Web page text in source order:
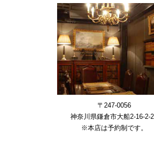
〒247-0056
神奈川県鎌倉市大船2-16-2-
※本店は予約制です。